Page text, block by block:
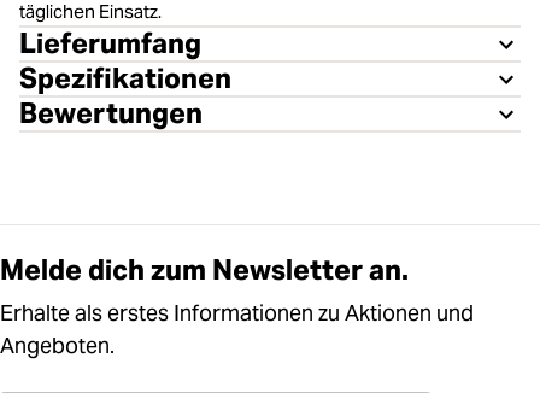
täglichen Einsatz.
Lieferumfang
Spezifikationen
Bewertungen
Melde dich zum Newsletter an.
Erhalte als erstes Informationen zu Aktionen und
Angeboten.